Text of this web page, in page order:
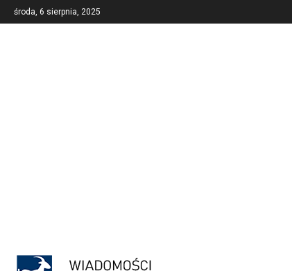
środa, 6 sierpnia, 2025